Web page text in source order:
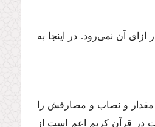
آن نمی‌رود. در اینجا به
و نصاب و مصارفش را
در قرآن كریم اعم است از